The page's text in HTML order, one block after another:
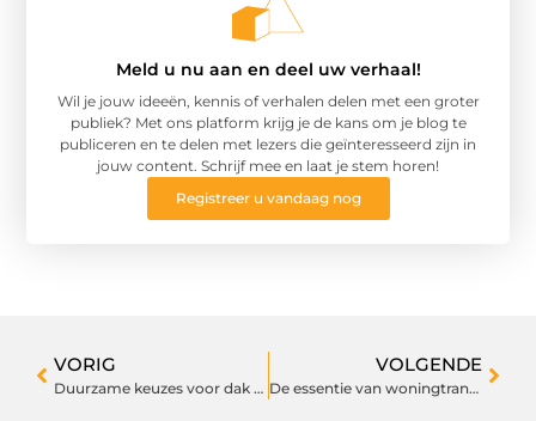
Meld u nu aan en deel uw verhaal!
Wil je jouw ideeën, kennis of verhalen delen met een groter
publiek? Met ons platform krijg je de kans om je blog te
publiceren en te delen met lezers die geïnteresseerd zijn in
jouw content. Schrijf mee en laat je stem horen!
Registreer u vandaag nog
VORIG
Duurzame keuzes voor dak en gevel: waarom vezelcement en gevelplaten het overwegen waard zijn
VOLGENDE
De essentie van woningtransacties: wat je moet weten